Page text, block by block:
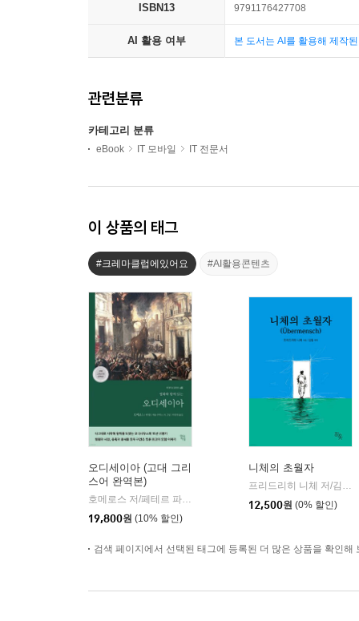
ISBN13 9791176427708
AI 활용 여부 본 도서는 AI를 활용해 제작
관련분류
카테고리 분류
eBook IT 모바일 IT 전문서
이 상품의 태그
#크레마클럽에있어요 #AI활용콘텐츠
오디세이아 (고대 그리
스어 완역본)
| 현대지성
19,800원 (10% 할인)
니체의 초월자
12,500원 (0% 할인)
검색 페이지에서 선택된 태그에 등록된 더 많은 상품을 확인해